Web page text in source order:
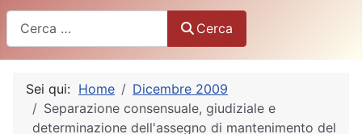
Cerca
Sei qui: Home
Dicembre 2009
Separazione consensuale, giudiziale e
determinazione dell'assegno di mantenimento del